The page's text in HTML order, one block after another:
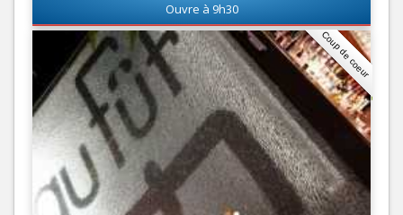
Ouvre à 9h30
Coup de coeur